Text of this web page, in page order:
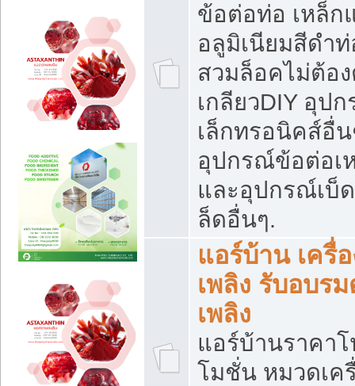
ข้อต่อท่อ เหล็ก
อลูมิเนียมสีดำ
สวมล็อคไม่ต้อ
เกลียวDIY อุป
เล็กทรอนิคส์อื่
อุปกรณ์ข้อต่อเ
และอุปกรณ์เบ็
ล็ดอื่นๆ.
แอร์บ้าน เครื่
เพลิง รับอบร
เพลิง
แอร์บ้านราคาโ
โมชั่น หมวดเค